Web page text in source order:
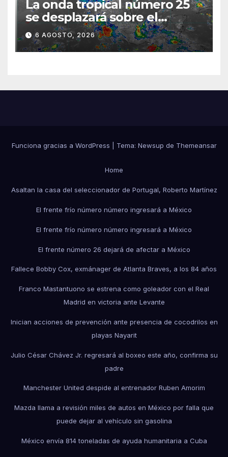
La onda tropical número 25
se desplazará sobre el
sureste mexicano
6 AGOSTO, 2026
Funciona gracias a WordPress Tema: Newsup de Themeansar
Home
Asaltan la casa del seleccionador de Portugal, Roberto Martínez
El frente frío número número ingresará a México
El frente frío número número ingresará a México
El frente número 26 dejará de afectar a México
Fallece Bobby Cox, exmánager de Atlanta Braves, a los 84 años
Franco Mastantuono se estrena como goleador con el Real
Madrid en victoria ante Levante
Inician acciones de prevención ante presencia de cocodrilos en
playas Nayarit
Julio César Chávez Jr. regresará al boxeo este año, confirma su
padre
Manchester United despide al entrenador Ruben Amorim
Mazda llama a revisión miles de autos en México por falla que
puede dejar al vehículo sin gasolina
México envía 814 toneladas de ayuda humanitaria a Cuba